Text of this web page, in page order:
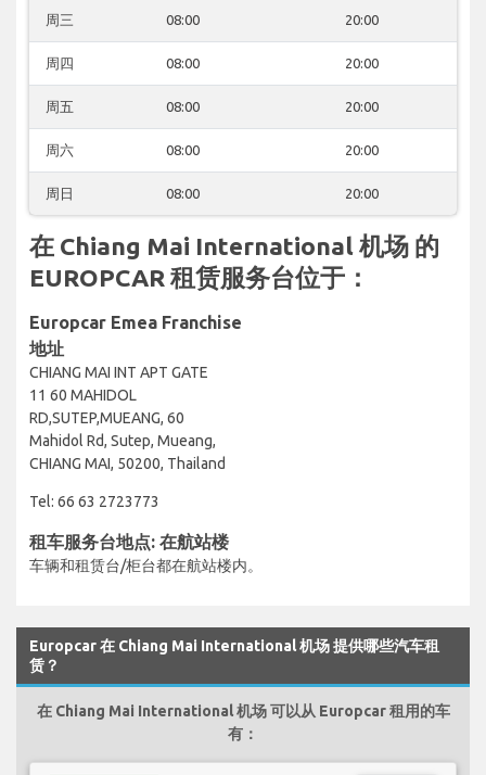
周三 08:00 20:00
周四 08:00 20:00
周五 08:00 20:00
周六 08:00 20:00
周日 08:00 20:00
在 Chiang Mai International 机场 的
EUROPCAR 租赁服务台位于：
Europcar Emea Franchise
地址
CHIANG MAI INT APT GATE
11 60 MAHIDOL
RD,SUTEP,MUEANG, 60
Mahidol Rd, Sutep, Mueang,
CHIANG MAI, 50200, Thailand
Tel: 66 63 2723773
租车服务台地点: 在航站楼
车辆和租赁台/柜台都在航站楼内。
Europcar 在 Chiang Mai International 机场 提供哪些汽车租
赁？
在 Chiang Mai International 机场 可以从 Europcar 租用的车
有：